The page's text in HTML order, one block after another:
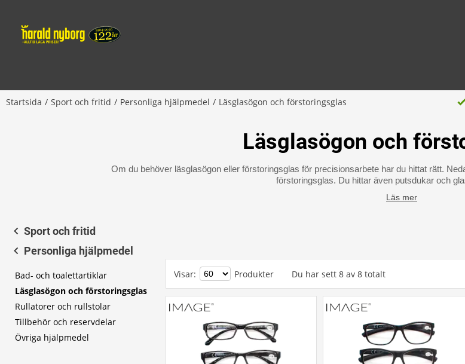
Startsida Sport och fritid Personliga hjälpmedel Läsglasögon och förstoringsglas
Läsglasögon och
Om du behöver läsglasögon eller förstoringsglas för precisionsarbete har du hittat rätt.
förstoringsglas. Du hittar även putsdukar och
Läs mer
Sport och fritid
Personliga hjälpmedel
Bad- och toalettartiklar
Läsglasögon och förstoringsglas
Rullatorer och rullstolar
Tillbehör och reservdelar
Övriga hjälpmedel
Visar: Produkter Du har sett 8 av 8 totalt